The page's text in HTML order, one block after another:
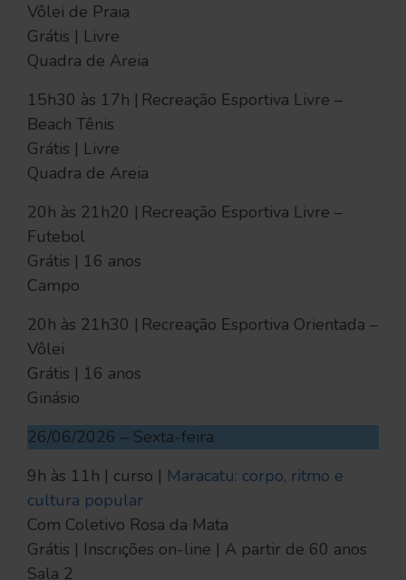
Vôlei de Praia
Grátis | Livre
Quadra de Areia
15h30 às 17h | Recreação Esportiva Livre –
Beach Tênis
Grátis | Livre
Quadra de Areia
20h às 21h20 | Recreação Esportiva Livre –
Futebol
Grátis | 16 anos
Campo
20h às 21h30 | Recreação Esportiva Orientada –
Vôlei
Grátis | 16 anos
Ginásio
26/06/2026 – Sexta-feira
9h às 11h | curso | Maracatu: corpo, ritmo e
cultura popular
Com Coletivo Rosa da Mata
Grátis | Inscrições on-line | A partir de 60 anos
Sala 2